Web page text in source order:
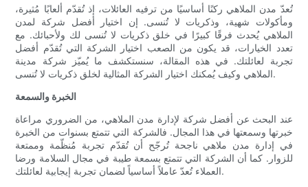
تُعدّ مدن الملاهي ركنًا أساسيًا من ترفيه العائلات، إذ تُقدّم ألعابًا مُثيرة،
ومأكولات شهية، وذكريات لا تُنسى. إن اختيار أفضل شركة لمدن
الملاهي يُحدث فرقًا كبيرًا في خلق ذكريات لا تُنسى لك ولأحبائك. مع
تعدد الخيارات، قد يكون من الصعب اختيار الشركة التي تُقدّم أفضل
تجربة لعائلتك. في هذه المقالة، سنستكشف ما يُميّز شركة مدينة
الملاهي وكيف يُمكنك اختيار الشركة المثالية لخلق ذكريات لا تُنسى.
الخبرة والسمعة
عند البحث عن أفضل شركة لإدارة مدن الملاهي، من الضروري مراعاة
خبرتها وسمعتها في هذا المجال. فالشركة التي تتمتع بسنوات من الخبرة
في إدارة مدن ملاهي ناجحة تُرجّح أن تُقدّم تجربة مُنظّمة وممتعة
للزوار. كما أن الشركة التي تتمتع بسمعة طيبة في مجال السلامة ورضا
العملاء تُعدّ عاملاً أساسياً لضمان تجربة إيجابية لعائلتك.